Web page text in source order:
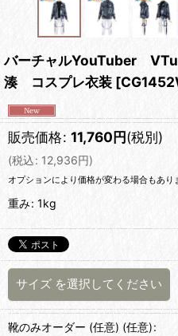
バーチャルYouTuber
湊 コスプレ衣装 [
販売価格: 11,760円(税別)
(税込: 12,936円)
オプションにより価格が変わる場合もあり
重み: 1kg
サイズ を選択してください
靴のみオーダー (任意) (任意):